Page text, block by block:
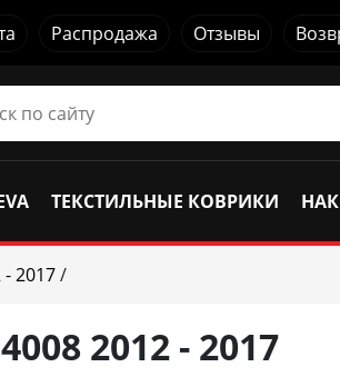
Распродажа Отзывы
ТЕКСТИЛЬНЫЕ КОВРИКИ
2017/
2012 - 2017